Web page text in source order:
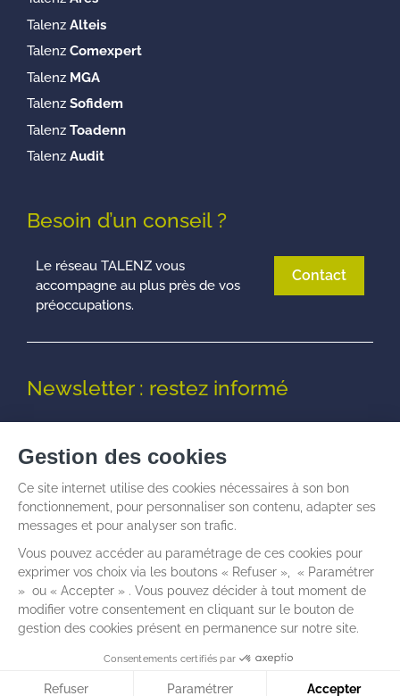
Talenz Alteis
Talenz Comexpert
Talenz MGA
Talenz Sofidem
Talenz Toadenn
Talenz Audit
Besoin d’un conseil ?
Le réseau TALENZ vous
accompagne au plus près de vos
préoccupations.
Contact
Newsletter : restez informé
© Talenz -Informations légales IPolitique de